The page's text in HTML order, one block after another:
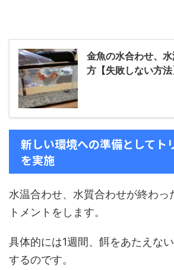
金魚の水合わせ、
方【失敗しない方法
新しい環境への準備としてト
を実施
水温合わせ、水質合わせが終わっ
トメントをします。
具体的には1週間、餌をあたえな
するのです。